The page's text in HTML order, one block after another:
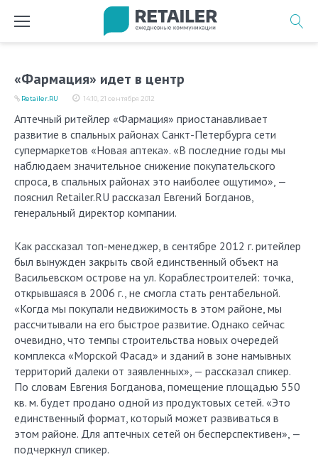
«Фармация» идет в центр
14:10, 21 сентября 2012
Retailer.RU
Аптечный ритейлер «Фармация» приостанавливает
развитие в спальных районах Санкт-Петербурга сети
супермаркетов «Новая аптека». «В последние годы мы
наблюдаем значительное снижение покупательского
спроса, в спальных районах это наиболее ощутимо», —
пояснил Retailer.RU рассказал Евгений Богданов,
генеральный директор компании.
Как рассказал топ-менеджер, в сентябре 2012 г. ритейлер
был вынужден закрыть свой единственный объект на
Васильевском острове на ул. Кораблестроителей: точка,
открывшаяся в 2006 г., не смогла стать рентабельной.
«Когда мы покупали недвижимость в этом районе, мы
рассчитывали на его быстрое развитие. Однако сейчас
очевидно, что темпы строительства новых очередей
комплекса «Морской Фасад» и зданий в зоне намывных
территорий далеки от заявленных», — рассказал спикер.
По словам Евгения Богданова, помещение площадью 550
кв. м. будет продано одной из продуктовых сетей. «Это
единственный формат, который может развиваться в
этом районе. Для аптечных сетей он бесперспективен», —
подчеркнул спикер.